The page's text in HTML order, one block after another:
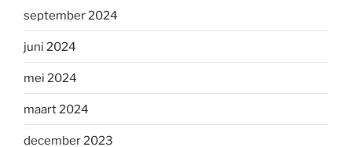
september 2024
juni 2024
mei 2024
maart 2024
december 2023